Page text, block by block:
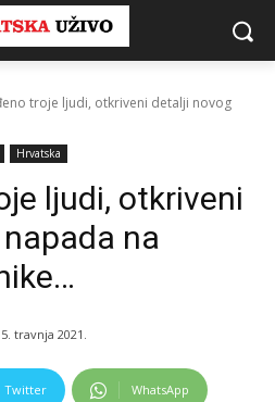
troje ljudi, otkriveni detalji novog
Hrvatska
ljudi, otkriveni
na
travnja 2021.
Twitter WhatsApp